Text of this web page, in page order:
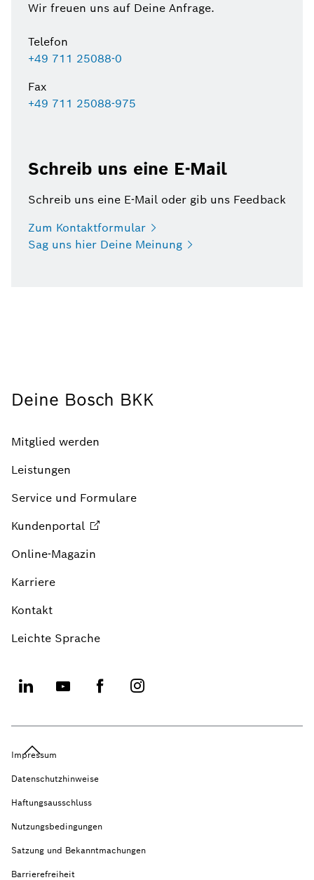
Wir freuen uns auf Deine Anfrage.
Telefon
+49 711 25088-0
Fax
+49 711 25088-975
Schreib uns eine E-Mail
Schreib uns eine E-Mail oder gib uns Feedback
Zum Kontaktformular
Sag uns hier Deine Meinung
Deine Bosch BKK
Mitglied werden
Leistungen
Service und Formulare
Kundenportal
Online-Magazin
Karriere
Kontakt
Leichte Sprache
Impressum
Datenschutzhinweise
Haftungsausschluss
Nutzungsbedingungen
Satzung und Bekanntmachungen
Barrierefreiheit